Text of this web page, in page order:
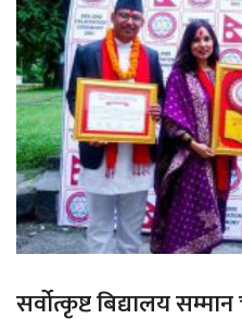
सर्वोत्कृष्ट बिद्यालय